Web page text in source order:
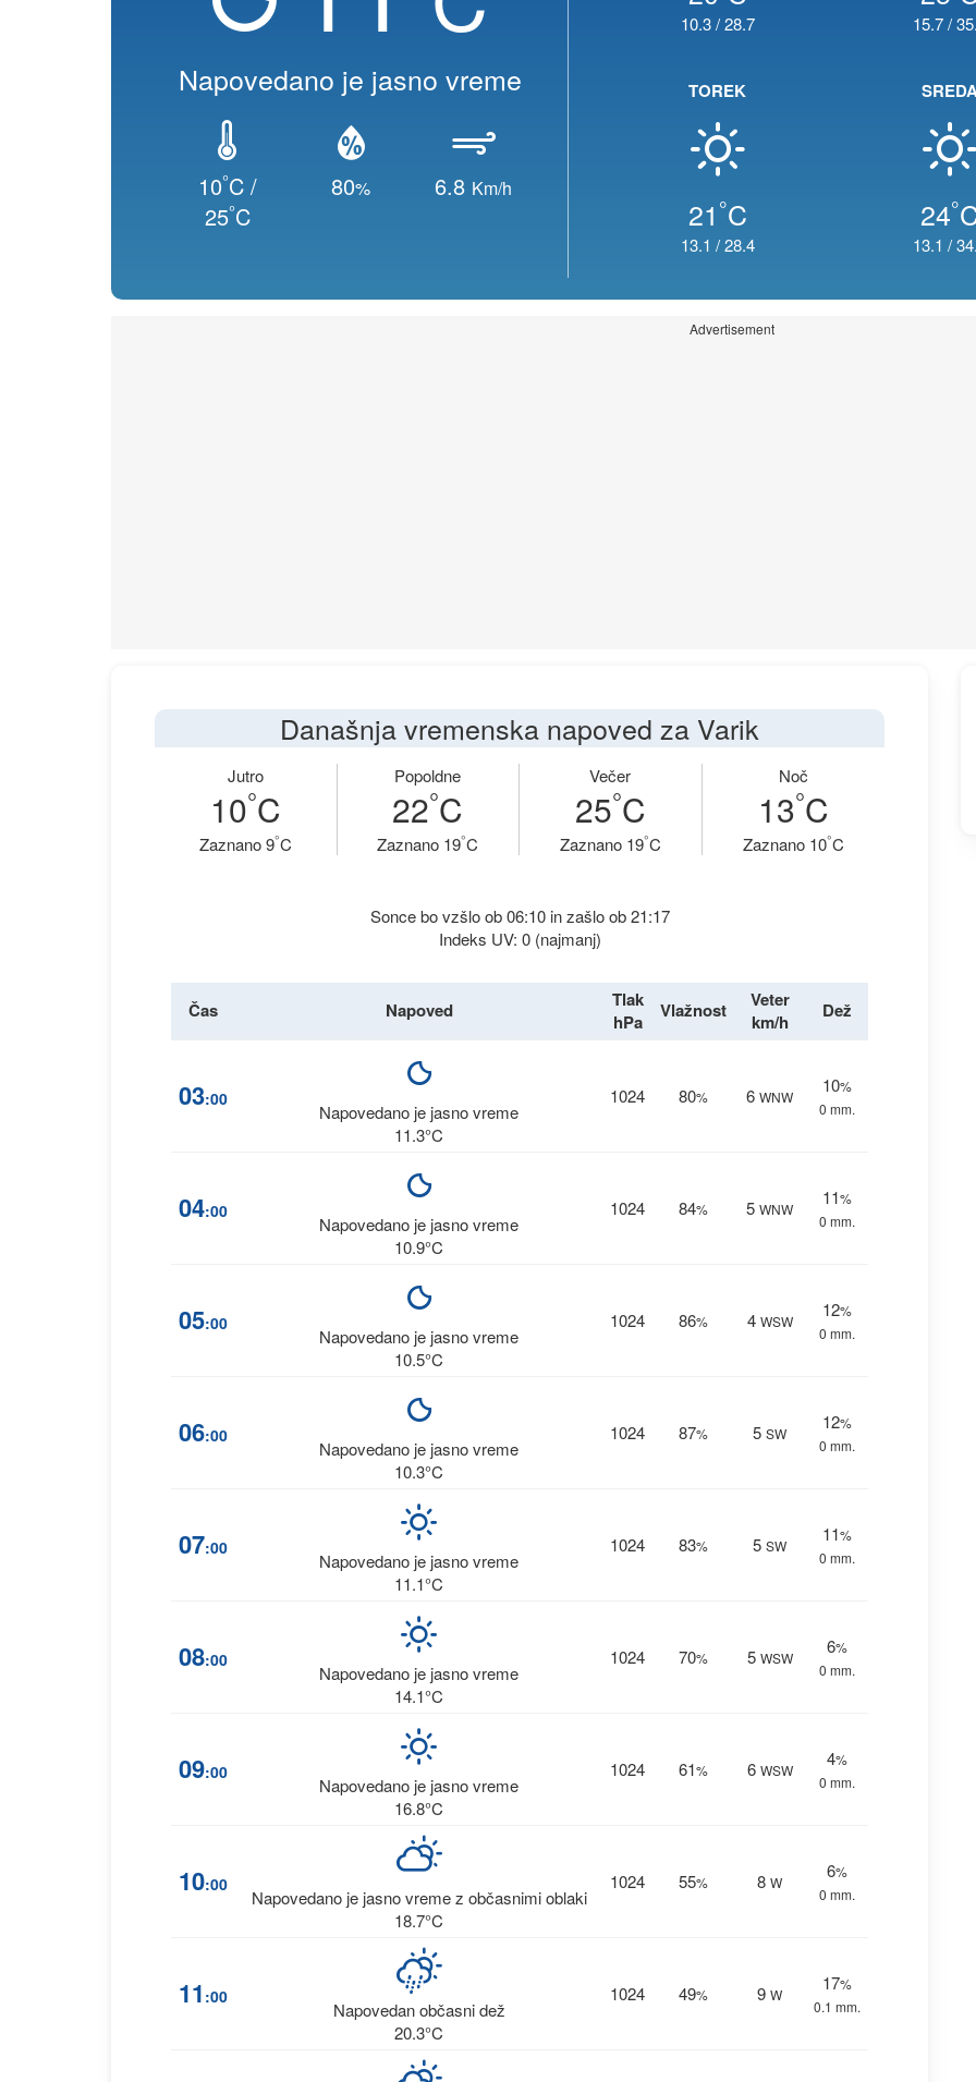
Napovedano je jasno vreme
10°C /
25°C
80% 6.8 Km/h
10.3/28.7 15.7/
TOREK
21 °C
13.1 /28.4
24°
13.1 /
Advertisement
Današnja vremenska napoved za Varik
Jutro
10°C
Zaznano 9°C
Popoldne
22°C
Zaznano 19°C
Večer
25°C
Zaznano 19°C
Noč
13°C
Zaznano 10°C
Sonce bo vzšlo ob 06:10 in zašlo ob 21:17
Indeks UV: 0 (najmanj)
Čas Napoved
Tlak
hPa
Vlažnost
Veter
km/h
Dež
03:00
Napovedano je jasno vreme
11.3°C
1024 80% 6 WNW
10%
0 mm.
04:00
Napovedano je jasno vreme
10.9°C
1024 84% 5 WNW
11%
0 mm.
05:00
Napovedano je jasno vreme
10.5°C
1024 86% 4 WSW
12%
0 mm.
06:00
Napovedano je jasno vreme
10.3°C
1024 87% 5 SW
12%
0 mm.
07:00
Napovedano je jasno vreme
11.1°C
1024 83% 5 SW
11%
0 mm.
08:00
Napovedano je jasno vreme
14.1°C
1024 70% 5 WSW
6%
0 mm.
09:00
Napovedano je jasno vreme
16.8°C
1024 61% 6 WSW
4%
0 mm.
10:00
Napovedano je jasno vreme z občasnimi oblaki
18.7°C
1024 55% 8 W
6%
0 mm.
11 :00
Napovedan občasni dež
20.3°C
1024 49% 9 W
17%
0.1 mm.